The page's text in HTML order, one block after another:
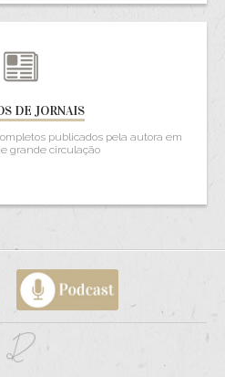
DE JORNAIS
publicados pela autora em
grande circulação